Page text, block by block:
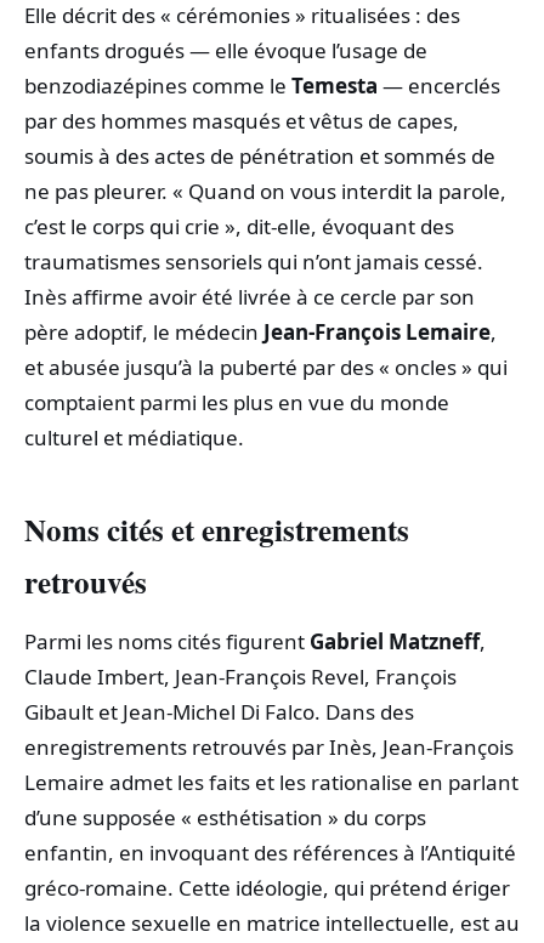
Elle décrit des « cérémonies » ritualisées : des
enfants drogués — elle évoque l’usage de
benzodiazépines comme le Temesta — encerclés
par des hommes masqués et vêtus de capes,
soumis à des actes de pénétration et sommés de
ne pas pleurer. « Quand on vous interdit la parole,
c’est le corps qui crie », dit-elle, évoquant des
traumatismes sensoriels qui n’ont jamais cessé.
Inès affirme avoir été livrée à ce cercle par son
père adoptif, le médecin Jean‑François Lemaire,
et abusée jusqu’à la puberté par des « oncles » qui
comptaient parmi les plus en vue du monde
culturel et médiatique.
Noms cités et enregistrements
retrouvés
Parmi les noms cités figurent Gabriel Matzneff,
Claude Imbert, Jean‑François Revel, François
Gibault et Jean‑Michel Di Falco. Dans des
enregistrements retrouvés par Inès, Jean‑François
Lemaire admet les faits et les rationalise en parlant
d’une supposée « esthétisation » du corps
enfantin, en invoquant des références à l’Antiquité
gréco‑romaine. Cette idéologie, qui prétend ériger
la violence sexuelle en matrice intellectuelle, est au